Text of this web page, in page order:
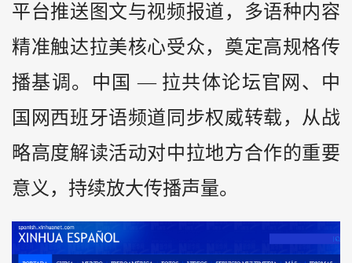
平台推送图文与视频报道，多语种内容
精准触达拉美核心受众，奠定高规格传
播基调。中国 — 拉共体论坛官网、中
国网西班牙语频道同步权威转载，从战
略高度解读活动对中拉地方合作的重要
意义，持续放大传播声量。